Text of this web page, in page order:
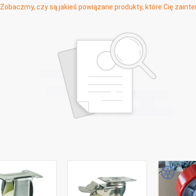
Zobaczmy, czy są jakieś powiązane produkty, które Cię